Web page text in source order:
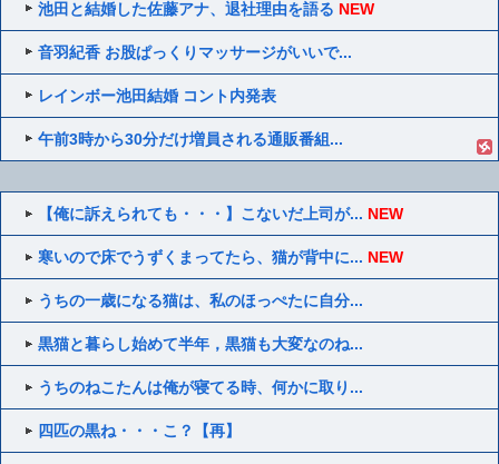
池田と結婚した佐藤アナ、退社理由を語る NEW
音羽紀香 お股ぱっくりマッサージがいいで...
レインボー池田結婚 コント内発表
午前3時から30分だけ増員される通販番組...
【俺に訴えられても・・・】こないだ上司が... NEW
寒いので床でうずくまってたら、猫が背中に... NEW
うちの一歳になる猫は、私のほっぺたに自分...
黒猫と暮らし始めて半年，黒猫も大変なのね...
うちのねこたんは俺が寝てる時、何かに取り...
四匹の黒ね・・・こ？【再】